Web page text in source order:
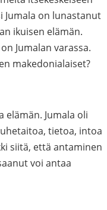
Jumala on lunastanut
ikuisen elämän.
Jumalan varassa.
makedonialaiset?
Jumala oli
tietoa, intoa
siitä, että antaminen
voi antaa